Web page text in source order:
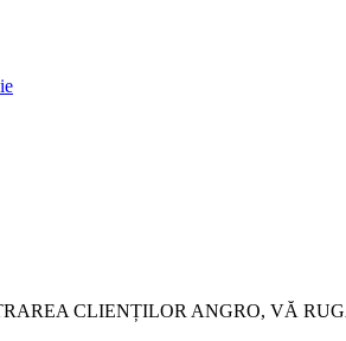
CLIENȚILOR ANGRO, VĂ